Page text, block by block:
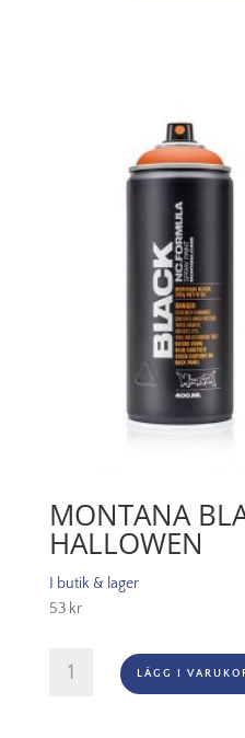
MONTANA
HALLOWEN
I butik & lager
53 kr
Black
LÄGG I